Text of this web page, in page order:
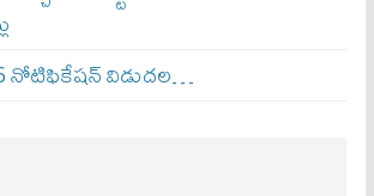
నోటిఫికేషన్ విడుదల…